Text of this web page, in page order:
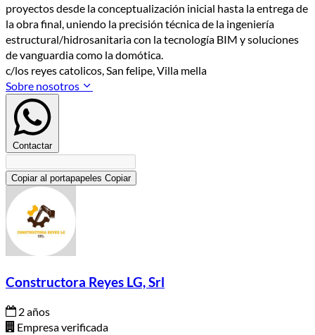
proyectos desde la conceptualización inicial hasta la entrega de
la obra final, uniendo la precisión técnica de la ingeniería
estructural/hidrosanitaria con la tecnología BIM y soluciones
de vanguardia como la domótica.
c/los reyes catolicos, San felipe, Villa mella
Sobre nosotros
Contactar
Copiar al portapapeles Copiar
Constructora Reyes LG, Srl
2 años
Empresa verificada